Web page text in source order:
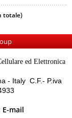
totale)
ed Elettronica
- Italy C.F.- P.iva
E-mail